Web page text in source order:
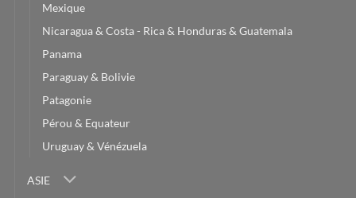
Mexique
Nicaragua & Costa - Rica & Honduras & Guatemala
Panama
Paraguay & Bolivie
Patagonie
Pérou & Equateur
Uruguay & Vénézuela
ASIE